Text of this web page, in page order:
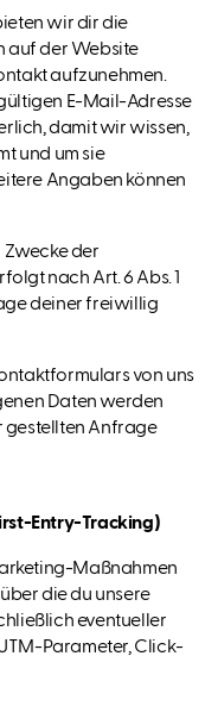
wir dir die
auf der Website
aufzunehmen.
E-Mail-Adresse
damit wir wissen,
und um sie
Angaben können
Zwecke der
nach Art. 6 Abs. 1
deiner freiwillig
von uns
Daten werden
gestellten Anfrage
Entry-Tracking)
Maßnahmen
die du unsere
eventueller
Parameter, Click-